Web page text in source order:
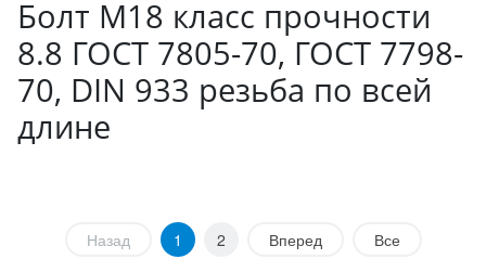
Болт М18 класс прочности
8.8 ГОСТ 7805-70, ГОСТ 7798-
70, DIN 933 резьба по всей
длине
Назад 1 2 Вперед Все